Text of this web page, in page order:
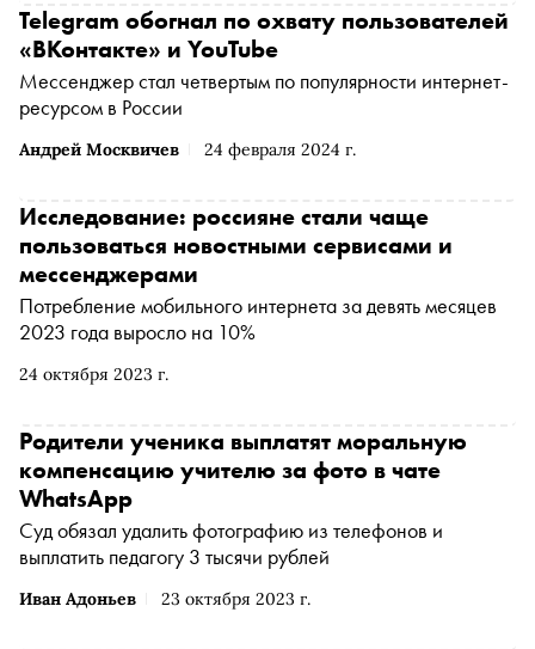
Андрей Москвичев 24 февраля 2024 г.
Telegram обогнал по охвату пользователей
«ВКонтакте» и YouTube
Мессенджер стал четвертым по популярности интернет-
ресурсом в России
24 октября 2023 г.
Исследование: россияне стали чаще
пользоваться новостными сервисами и
мессенджерами
Потребление мобильного интернета за девять месяцев
2023 года выросло на 10%
Иван Адоньев 23 октября 2023 г.
Родители ученика выплатят моральную
компенсацию учителю за фото в чате
WhatsApp
Суд обязал удалить фотографию из телефонов и
выплатить педагогу 3 тысячи рублей